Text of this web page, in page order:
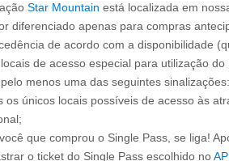
Star Mountain está localizada em
diferenciado apenas para compras
de acordo com a disponibilidade
locais de acesso especial para utilização
menos uma das seguintes
os únicos locais possíveis de acesso às
que comprou o Single Pass, se liga!
o ticket do Single Pass escolhido no